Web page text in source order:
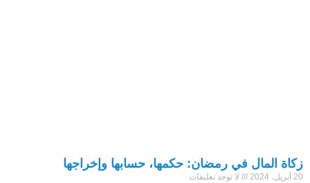
زكاة المال في رمضان: حكمها، حسابها وإخراجها
20 أبريل، 2024 لا توجد تعليقات